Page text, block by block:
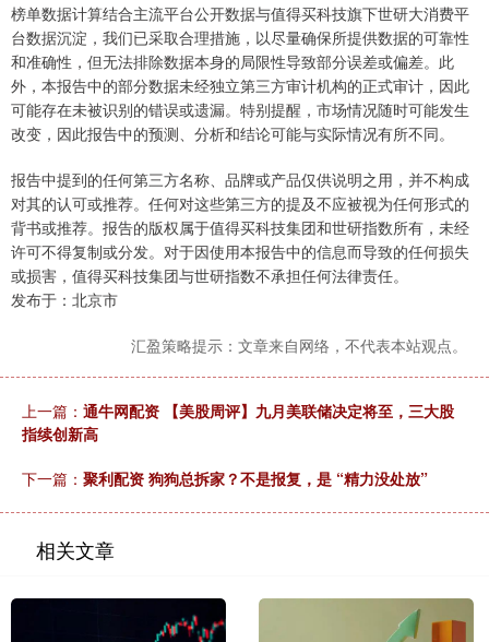
榜单数据计算结合主流平台公开数据与值得买科技旗下世研大消费平
台数据沉淀，我们已采取合理措施，以尽量确保所提供数据的可靠性
和准确性，但无法排除数据本身的局限性导致部分误差或偏差。此
外，本报告中的部分数据未经独立第三方审计机构的正式审计，因此
可能存在未被识别的错误或遗漏。特别提醒，市场情况随时可能发生
改变，因此报告中的预测、分析和结论可能与实际情况有所不同。
报告中提到的任何第三方名称、品牌或产品仅供说明之用，并不构成
对其的认可或推荐。任何对这些第三方的提及不应被视为任何形式的
背书或推荐。报告的版权属于值得买科技集团和世研指数所有，未经
许可不得复制或分发。对于因使用本报告中的信息而导致的任何损失
或损害，值得买科技集团与世研指数不承担任何法律责任。
发布于：北京市
汇盈策略提示：文章来自网络，不代表本站观点。
上一篇： 通牛网配资 【美股周评】九月美联储决定将至，三大股
指续创新高
下一篇： 聚利配资 狗狗总拆家？不是报复，是 “精力没处放”
相关文章